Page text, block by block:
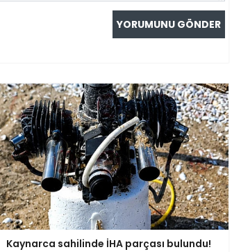
Kaynarca sahilinde İHA parçası bulundu!